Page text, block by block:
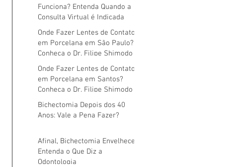
Funciona? Entenda Quando a
Consulta Virtual é Indicada
Onde Fazer Lentes de Contato
em Porcelana em São Paulo?
Conheça o Dr. Filipe Shimodo
Onde Fazer Lentes de Contato
em Porcelana em Santos?
Conheça o Dr. Filipe Shimodo
Bichectomia Depois dos 40
Anos: Vale a Pena Fazer?
Afinal, Bichectomia Envelhece?
Entenda o Que Diz a
Odontologia